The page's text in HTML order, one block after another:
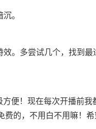
。
。多尝试几个，找到最
便！现在每次开播前我
费的，不用白不用嘛！